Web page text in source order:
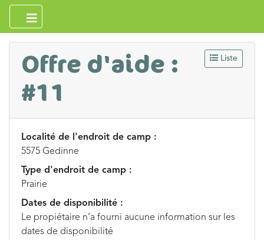
Liste
Offre d'aide :
#11
Localité de l'endroit de camp :
5575 Gedinne
Type d'endroit de camp :
Prairie
Dates de disponibilité :
Le propiétaire n’a fourni aucune information sur les
dates de disponibilité